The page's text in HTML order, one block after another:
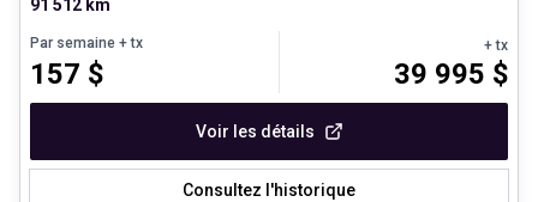
91 512 km
Par semaine + tx
157 $
+ tx
39 995 $
Voir les détails
Consultez l'historique